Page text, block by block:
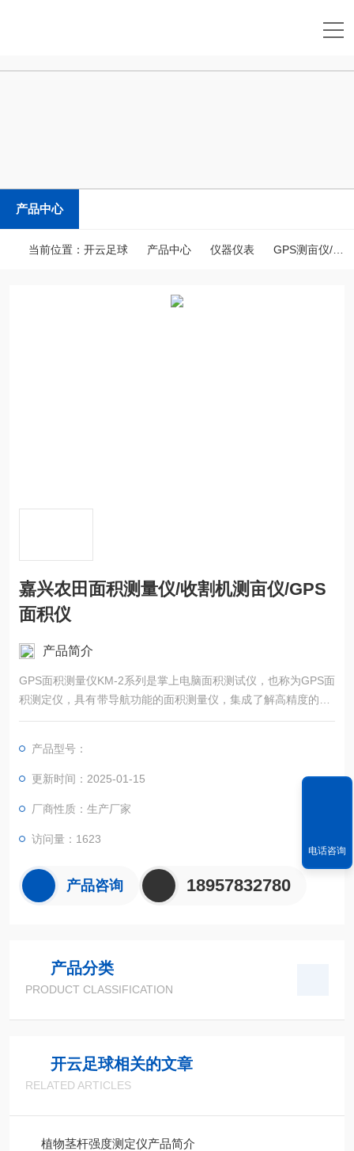
产品中心
当前位置： 开云足球 产品中心 仪器仪表 GPS测亩仪/土地面积测量仪
嘉兴农田面积测量仪/收割机测亩仪/GPS
面积仪
产品简介
GPS面积测量仪KM-2系列是掌上电脑面积测试仪，也称为GPS面
积测定仪，具有带导航功能的面积测量仪，集成了解高精度的GP
S定位系统、精确的面积计算方法和智能化的掌上电脑系统，能
产品型号：
更新时间：2025-01-15
厂商性质：生产厂家
访问量：1623
产品咨询 18957832780
产品分类
PRODUCT CLASSIFICATION
开云足球相关的文章
RELATED ARTICLES
植物茎杆强度测定仪产品简介
电话咨询